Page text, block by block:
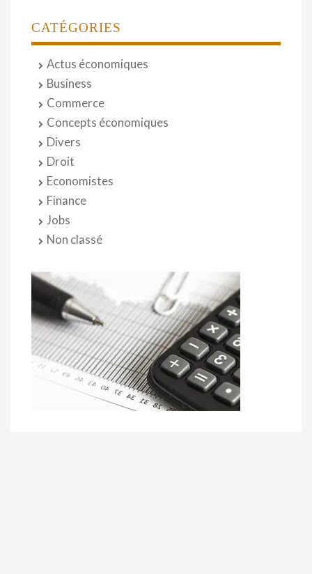
CATÉGORIES
Actus économiques
Business
Commerce
Concepts économiques
Divers
Droit
Economistes
Finance
Jobs
Non classé